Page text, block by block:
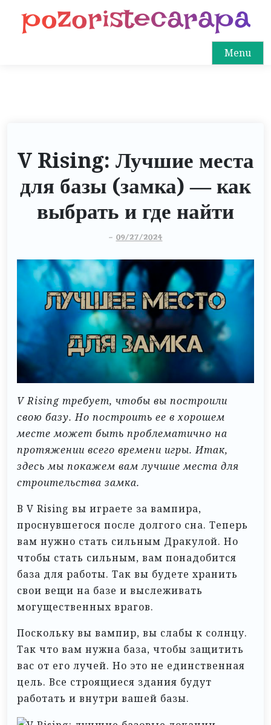
pozoristecarapa
Menu
V Rising: Лучшие места
для базы (замка) — как
выбрать и где найти
- 09/27/2024
V Rising требует, чтобы вы построили
свою базу. Но построить ее в хорошем
месте может быть проблематично на
протяжении всего времени игры. Итак,
здесь мы покажем вам лучшие места для
строительства замка.
В V Rising вы играете за вампира,
проснувшегося после долгого сна. Теперь
вам нужно стать сильным Дракулой. Но
чтобы стать сильным, вам понадобится
база для работы. Так вы будете хранить
свои вещи на базе и выслеживать
могущественных врагов.
Поскольку вы вампир, вы слабы к солнцу.
Так что вам нужна база, чтобы защитить
вас от его лучей. Но это не единственная
цель. Все строящиеся здания будут
работать и внутри вашей базы.